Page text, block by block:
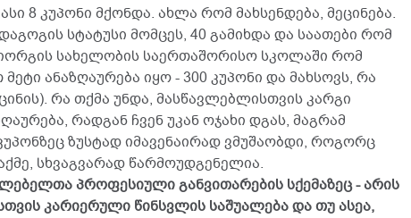
8 კუპონი მქონდა. ახლა რომ მახსენდება, მეცინება.
სტატუსი მომცეს, 40 გამიხდა და საათები რომ
სახელობის საერთაშორისო სკოლაში რომ
ანაზღაურება იყო - 300 კუპონი და მახსოვს, რა
რა თქმა უნდა, მასწავლებლისთვის კარგი
რადგან ჩვენ უკან ოჯახი დგას, მაგრამ
ზუსტად იმავენაირად ვმუშაობდი, როგორც
სხვაგვარად წარმოუდგენელია.
პროფესიული განვითარების სქემაზეც - არის
კარიერული წინსვლის საშუალება და თუ ასეა,